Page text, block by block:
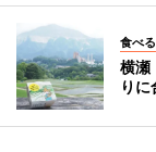
食べる
横瀬
り